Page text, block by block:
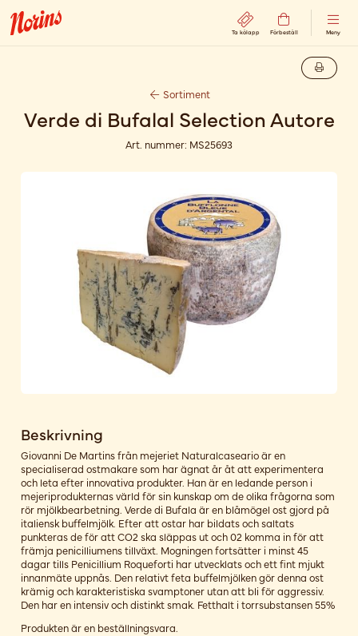
Ta kölapp Förbeställ Meny
Sortiment
Verde di Bufalal Selection Autore
Art. nummer: MS25693
Beskrivning
Giovanni De Martins från mejeriet Naturalcaseario är en
specialiserad ostmakare som har ägnat år åt att experimentera
och leta efter innovativa produkter. Han är en ledande person i
mejeriprodukternas värld för sin kunskap om de olika frågorna som
rör mjölkbearbetning. Verde di Bufala är en blåmögel ost gjord på
italiensk buffelmjölk. Efter att ostar har bildats och saltats
punkteras de för att CO2 ska släppas ut och 02 komma in för att
främja penicilliumens tillväxt. Mogningen fortsätter i minst 45
dagar tills Penicillium Roqueforti har utvecklats och ett fint mjukt
innanmäte uppnås. Den relativt feta buffelmjölken gör denna ost
krämig och karakteristiska svamptoner utan att bli för aggressiv.
Den har en intensiv och distinkt smak. Fetthalt i torrsubstansen 55%
Produkten är en beställningsvara.